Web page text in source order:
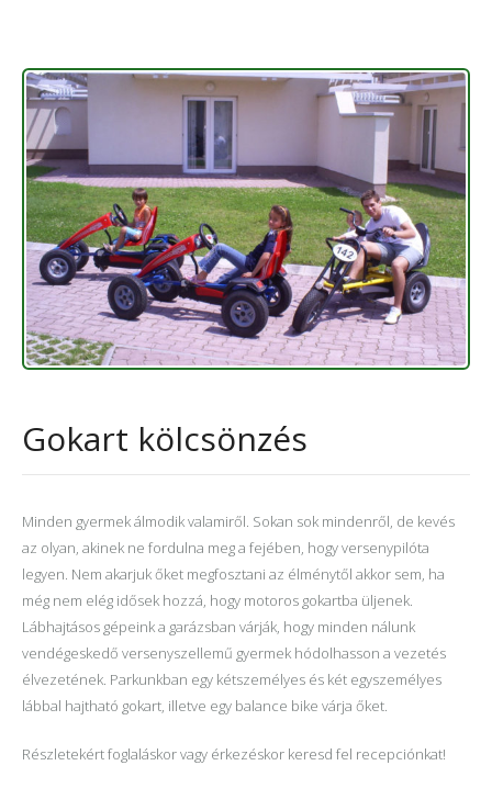
Gokart kölcsönzés
Minden gyermek álmodik valamiről. Sokan sok mindenről, de kevés
az olyan, akinek ne fordulna meg a fejében, hogy versenypilóta
legyen. Nem akarjuk őket megfosztani az élménytől akkor sem, ha
még nem elég idősek hozzá, hogy motoros gokartba üljenek.
Lábhajtásos gépeink a garázsban várják, hogy minden nálunk
vendégeskedő versenyszellemű gyermek hódolhasson a vezetés
élvezetének. Parkunkban egy kétszemélyes és két egyszemélyes
lábbal hajtható gokart, illetve egy balance bike várja őket.
Részletekért foglaláskor vagy érkezéskor keresd fel recepciónkat!